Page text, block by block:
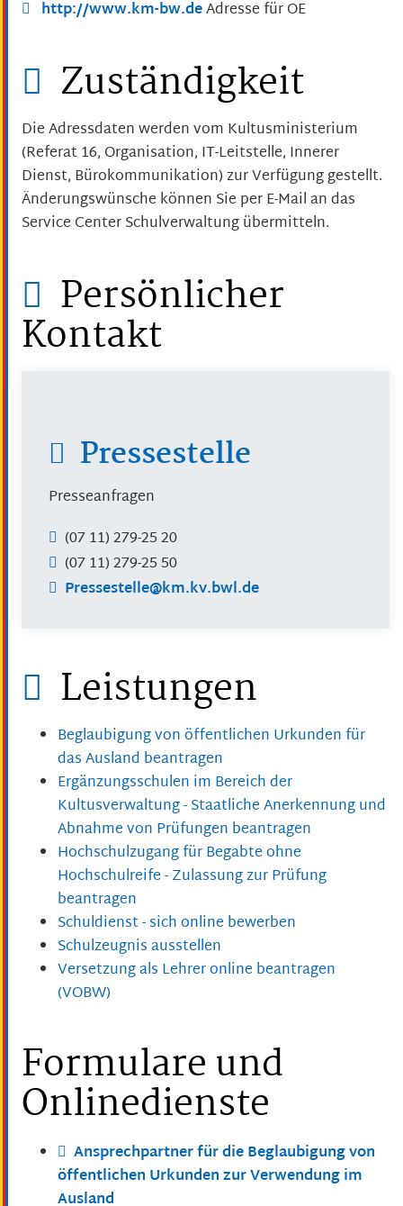
http://www.km-bw.deAdresse für OE
Zuständigkeit
Die Adressdaten werden vom Kultusministerium
(Referat 16, Organisation, IT-Leitstelle, Innerer
Dienst, Bürokommunikation) zur Verfügung gestellt.
Änderungswünsche können Sie per E-Mail an das
Service Center Schulverwaltung übermitteln.
Persönlicher
Kontakt
Pressestelle
Presseanfragen
(0711) 279-2520
(0711) 279-2550
Pressestelle@km.kv.bwl.de
Leistungen
Beglaubigung von öffentlichen Urkunden für
das Ausland beantragen
Ergänzungsschulen im Bereich der
Kultusverwaltung - Staatliche Anerkennung und
Abnahme von Prüfungen beantragen
Hochschulzugang für Begabte ohne
Hochschulreife - Zulassung zur Prüfung
beantragen
Schuldienst - sich online bewerben
Schulzeugnis ausstellen
Versetzung als Lehrer online beantragen
(VOBW)
Formulare und
Onlinedienste
Ansprechpartner für die Beglaubigung von
öffentlichen Urkunden zur Verwendung im
Ausland